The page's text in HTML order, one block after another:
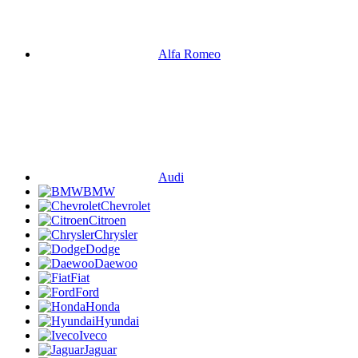
Alfa Romeo
Audi
BMW
Chevrolet
Citroen
Chrysler
Dodge
Daewoo
Fiat
Ford
Honda
Hyundai
Iveco
Jaguar